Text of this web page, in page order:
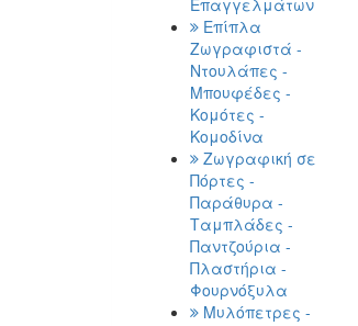
Επαγγελμάτων
Επίπλα
Ζωγραφιστά -
Ντουλάπες -
Μπουφέδες -
Κομότες -
Κομοδίνα
Ζωγραφική σε
Πόρτες -
Παράθυρα -
Ταμπλάδες -
Παντζούρια -
Πλαστήρια -
Φουρνόξυλα
Μυλόπετρες -